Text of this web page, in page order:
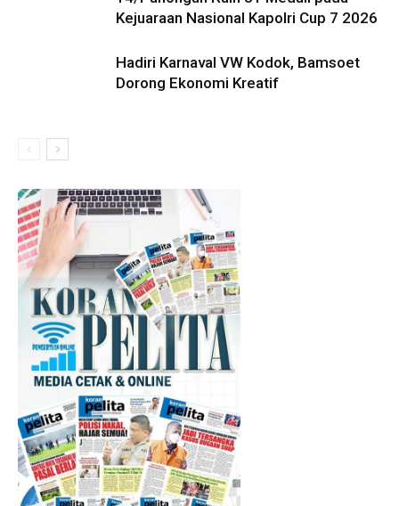
Kejuaraan Nasional Kapolri Cup 7 2026
Hadiri Karnaval VW Kodok, Bamsoet
Dorong Ekonomi Kreatif